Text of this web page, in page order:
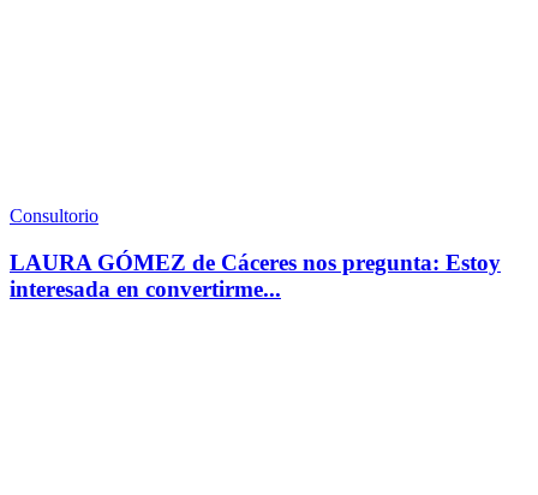
Consultorio
LAURA GÓMEZ de Cáceres nos pregunta: Estoy
interesada en convertirme...